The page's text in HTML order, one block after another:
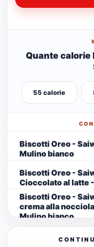
Quante calorie
55 calorie
Biscotti Oreo -
Mulino bianco
Biscotti Oreo -
Cioccolato al latte
Biscotti Oreo -
crema alla
Mulino bianco